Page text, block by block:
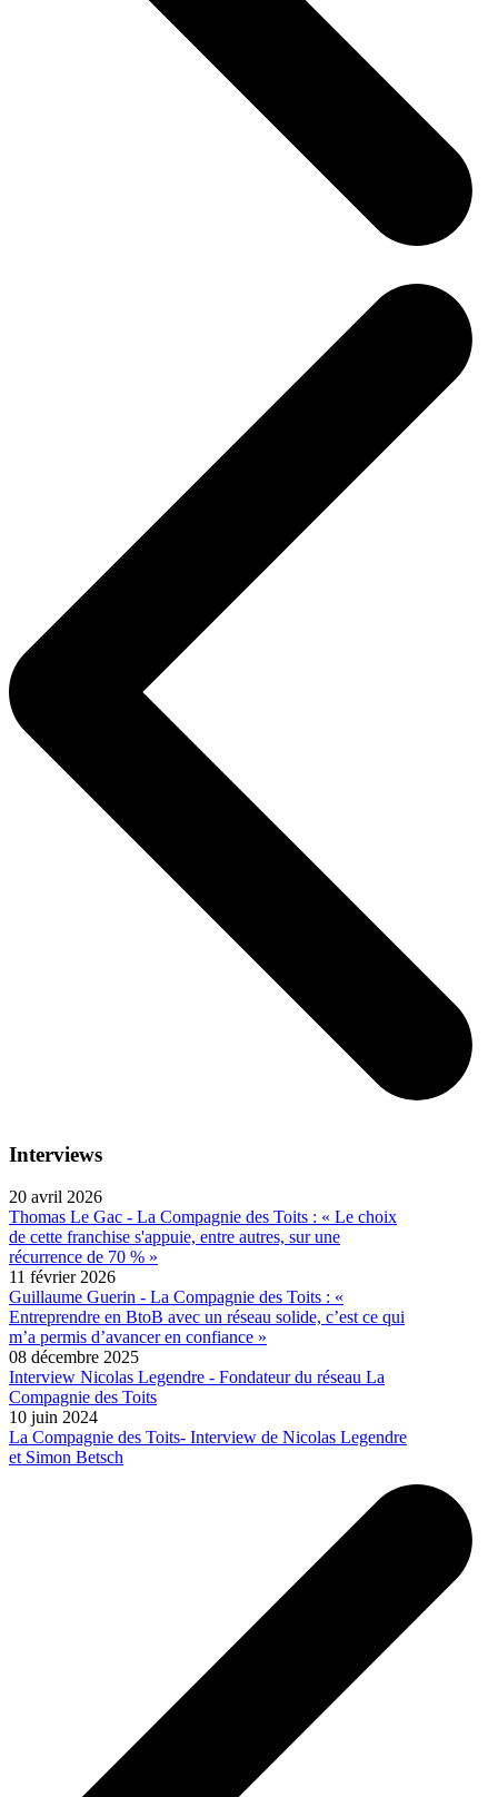
Interviews
20 avril 2026
Thomas Le Gac - La Compagnie des Toits : « Le choix
de cette franchise s'appuie, entre autres, sur une
récurrence de 70 % »
11 février 2026
Guillaume Guerin - La Compagnie des Toits : «
Entreprendre en BtoB avec un réseau solide, c’est ce qui
m’a permis d’avancer en confiance »
08 décembre 2025
Interview Nicolas Legendre - Fondateur du réseau La
Compagnie des Toits
10 juin 2024
La Compagnie des Toits- Interview de Nicolas Legendre
et Simon Betsch